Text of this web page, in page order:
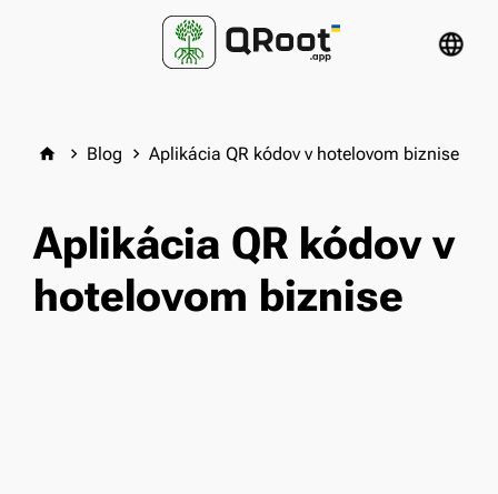
language
home keyboard_arrow_right Blog keyboard_arrow_right Aplikácia QR kódov v hotelovom biznise
Aplikácia QR kódov v
hotelovom biznise